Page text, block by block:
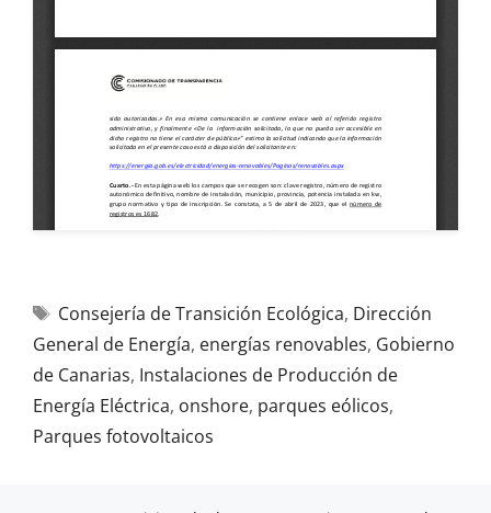
Consejería de Transición Ecológica, Dirección
General de Energía, energías renovables, Gobierno
de Canarias, Instalaciones de Producción de
Energía Eléctrica, onshore, parques eólicos,
Parques fotovoltaicos